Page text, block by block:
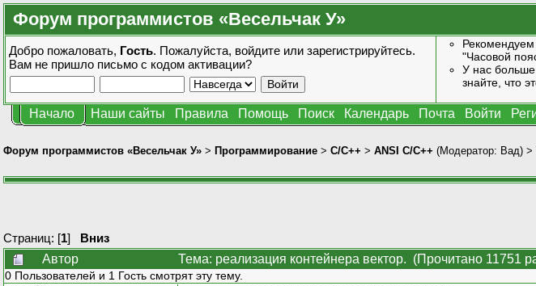
Форум программистов «Весельчак У»
Добро пожаловать, Гость. Пожалуйста, войдите или зарегистрируйтесь.
Вам не пришло письмо с кодом активации?
"Часовой
У нас
знайте, что
Начало Наши сайты Правила Помощь Поиск Календарь Почта Войти
Форум программистов «Весельчак У» > Программирование > C/C++ > ANSI С/С++ (Модератор: Вад) >
Страниц: [1] Вниз
Автор
Тема: реализация контейнера вектор. (Прочитано 11751
0 Пользователей и 1 Гость смотрят эту тему.